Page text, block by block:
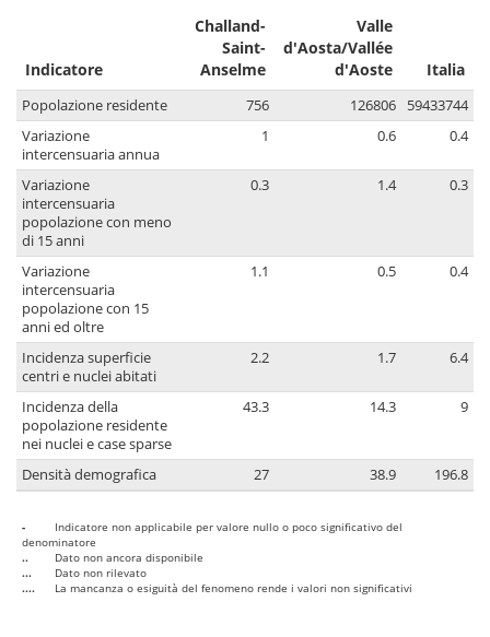
Indicatore
Challand-
Saint-
Anselme
Valle
d'Aosta/Vallée
d'Aoste
Italia
Popolazione residente 756 126806
59433744
Variazione
intercensuaria annua
1 0.6 0.4
Variazione
intercensuaria
popolazione con meno
di 15 anni
0.3 1.4 0.3
Variazione
intercensuaria
popolazione con 15
anni ed oltre
1.1 0.5 0.4
Incidenza superficie
centri e nuclei abitati
2.2 1.7 6.4
Incidenza della
popolazione residente
nei nuclei e case sparse
43.3 14.3 9
Densità demografica 27 38.9 196.8
-
Indicatore non applicabile per valore nullo o poco significativo del
denominatore
..
Dato non ancora disponibile
...
Dato non rilevato
....
La mancanza o esiguità del fenomeno rende i valori non significativi